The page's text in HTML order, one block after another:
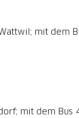
mit dem
mit dem Bus